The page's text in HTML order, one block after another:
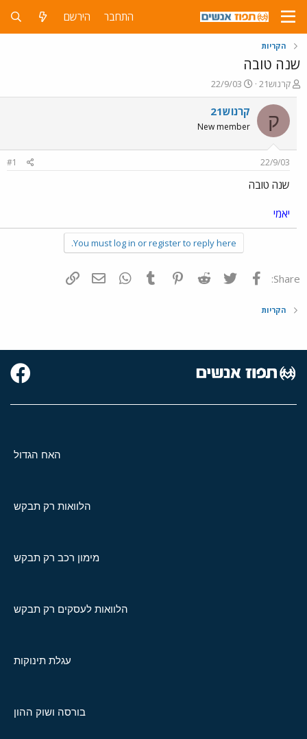
התחבר הירשם
הקריות
שנה טובה
פ
ו
ת
ח
ה
ש
א
קרנוש21
פ
ו
ר
ס
ם
22/9/03
ק קרנוש21
New member
22/9/03
#1
שנה טובה
יאמי
You must log in or register to reply here.
Share: פייסבוק Twitter
Reddit
Pinterest
Tumblr
WhatsAppדואר אלקטרוני
הקריות
האח הגדול
הלוואות רק תבקש
מימון רכב רק תבקש
הלוואות לעסקים רק תבקש
עגלת תינוקות
בורסה ושוק ההון